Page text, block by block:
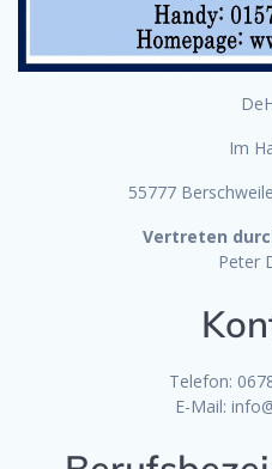
Im
55777
Vertreten
Peter
Telefon:
E-Mail: